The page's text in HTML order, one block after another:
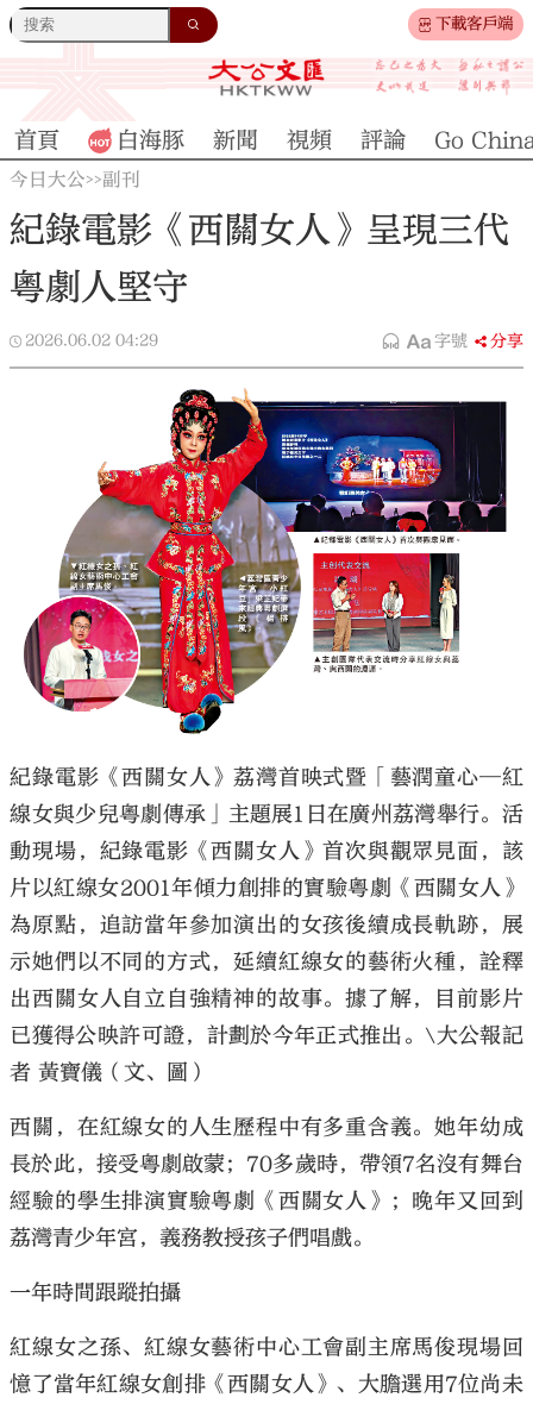
下載客戶端
大公文匯
首頁 白海豚 新聞 視頻 評論 Go
今日大公>>副刊
紀錄電影《西關女人》呈現三代
粵劇人堅守
2026.06.02 04:29 字號 分享
紀錄電影《西關女人》荔灣首映式暨「藝潤童心─紅
線女與少兒粵劇傳承」主題展1日在廣州荔灣舉行。活
動現場，紀錄電影《西關女人》首次與觀眾見面，該
片以紅線女2001年傾力創排的實驗粵劇《西關女人》
為原點，追訪當年參加演出的女孩後續成長軌跡，展
示她們以不同的方式，延續紅線女的藝術火種，詮釋
出西關女人自立自強精神的故事。據了解，目前影片
已獲得公映許可證，計劃於今年正式推出。\大公報記
者 黃寶儀（文、圖）
西關，在紅線女的人生歷程中有多重含義。她年幼成
長於此，接受粵劇啟蒙；70多歲時，帶領7名沒有舞台
經驗的學生排演實驗粵劇《西關女人》；晚年又回到
荔灣青少年宮，義務教授孩子們唱戲。
一年時間跟蹤拍攝
紅線女之孫、紅線女藝術中心工會副主席馬俊現場回
憶了當年紅線女創排《西關女人》、大膽選用7位尚未